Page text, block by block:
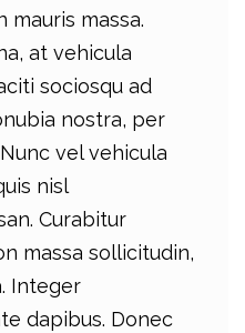
mauris massa.
at vehicula
sociosqu ad
nostra, per
vel vehicula
nisl
Curabitur
massa sollicitudin,
Integer
dapibus. Donec